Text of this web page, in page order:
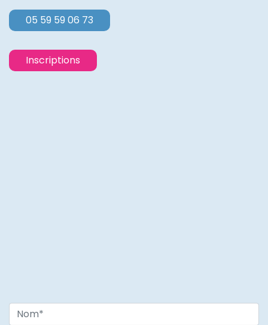
05 59 59 06 73
Inscriptions